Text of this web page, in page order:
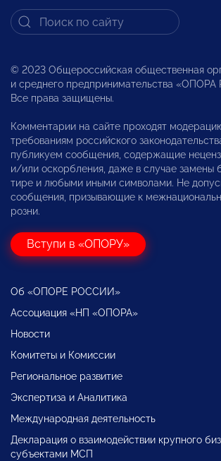
© 2023 Общероссийская общественная
и среднего предпринимательства
Все права защищены.
Комментарии на сайте проходят
требованиям российского
публикуем сообщения, содержащие
и/или оскорбления, даже в случае замены
тире и любыми иными символами. Не
сообщения, призывающие к
розни.
Вступи в «ОПОРУ»
Об «ОПОРЕ РОССИИ»
Ассоциация «НП «ОПОРА»
Новости
Комитеты и Комиссии
Региональное развитие
Экспертиза и Аналитика
Международная деятельность
Декларация о взаимодействии крупного
субъектами МСП